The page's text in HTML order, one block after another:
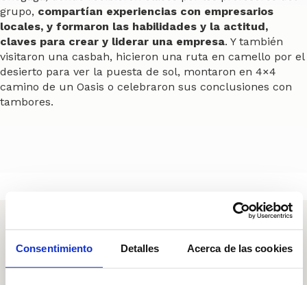
Consentimiento Detalles Acerca de las cookies
grupo, compartían experiencias con empresarios
locales, y formaron las habilidades y la actitud,
claves para crear y liderar una empresa. Y también
visitaron una casbah, hicieron una ruta en camello por el
desierto para ver la puesta de sol, montaron en 4×4
camino de un Oasis o celebraron sus conclusiones con
tambores.
Artículos